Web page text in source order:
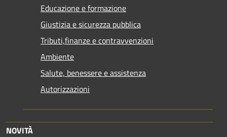
Educazione e formazione
Giustizia e sicurezza pubblica
Tributi,finanze e contravvenzioni
Ambiente
Salute, benessere e assistenza
Autorizzazioni
NOVITÀ